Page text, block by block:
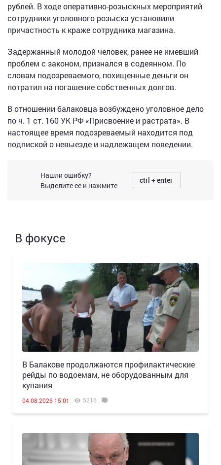
рублей. В ходе оперативно-розыскных мероприятий
сотрудники уголовного розыска установили
причастность к краже сотрудника магазина.
Задержанный молодой человек, ранее не имевший
проблем с законом, признался в содеянном. По
словам подозреваемого, похищенные деньги он
потратил на погашение собственных долгов.
В отношении балаковца возбуждено уголовное дело
по ч. 1 ст. 160 УК РФ «Присвоение и растрата». В
настоящее время подозреваемый находится под
подпиской о невыезде и надлежащем поведении.
Нашли ошибку?
Выделите ее и нажмите
ctrl + enter
В фокусе
В Балакове продолжаются профилактические
рейды по водоемам, не оборудованным для
купания
04.08.2026 15:01 5216